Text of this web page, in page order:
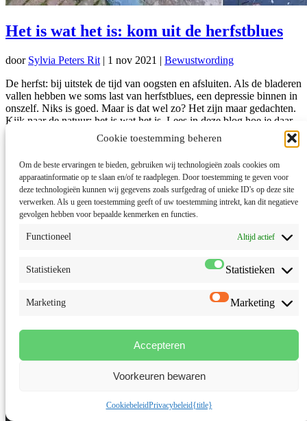
Cookie toestemming beheren
Om de beste ervaringen te bieden, gebruiken wij technologieën zoals cookies om
apparaatinformatie op te slaan en/of te raadplegen. Door toestemming te geven voor
deze technologieën kunnen wij gegevens zoals surfgedrag of unieke ID's op deze site
verwerken. Als u geen toestemming geeft of uw toestemming intrekt, kan dit negatieve
gevolgen hebben voor bepaalde kenmerken en functies.
Functioneel Altijd actief
Statistieken Statistieken
Marketing Marketing
Accepteren
Voorkeuren bewaren
CookiebeleidPrivacybeleid{title}
Het is wat het is: kom uit de herfstblues
door Sylvia Peters Rit | 1 nov 2021 | Bewustwording
De herfst: bij uitstek de tijd van oogsten en afsluiten. Als de bladeren
vallen hebben we soms last van herfstblues, een depressie binnen in
onszelf. Niks is goed. Maar is dat wel zo? Het zijn maar gedachten.
Kijk naar de natuur: het is wat het is. Lees in deze blog hoe je daar
gebruik van kunt maken om uit de herfstblues te komen naar
lees meer...